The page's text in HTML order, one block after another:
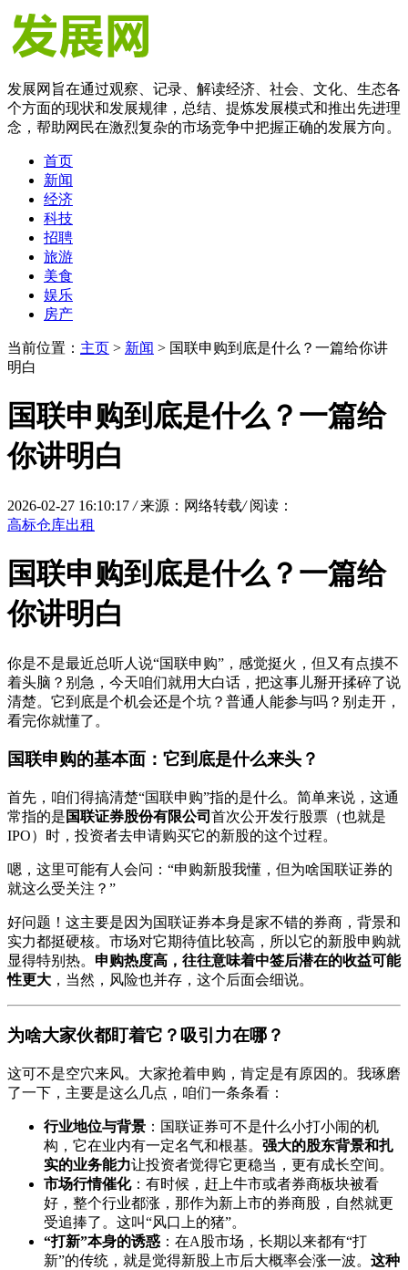
发展网旨在通过观察、记录、解读经济、社会、文化、生态各
个方面的现状和发展规律，总结、提炼发展模式和推出先进理
念，帮助网民在激烈复杂的市场竞争中把握正确的发展方向。
首页
新闻
经济
科技
招聘
旅游
美食
娱乐
房产
当前位置： 主页 > 新闻 > 国联申购到底是什么？一篇给你讲
明白
国联申购到底是什么？一篇给
你讲明白
2026-02-27 16:10:17 / 来源：网络转载/ 阅读：
高标仓库出租
国联申购到底是什么？一篇给
你讲明白
你是不是最近总听人说“国联申购”，感觉挺火，但又有点摸不
着头脑？别急，今天咱们就用大白话，把这事儿掰开揉碎了说
清楚。它到底是个机会还是个坑？普通人能参与吗？别走开，
看完你就懂了。
国联申购的基本面：它到底是什么来头？
首先，咱们得搞清楚“国联申购”指的是什么。简单来说，这通
常指的是 国联证券股份有限公司 首次公开发行股票（也就是
IPO）时，投资者去申请购买它的新股的这个过程。
嗯，这里可能有人会问：“申购新股我懂，但为啥国联证券的
就这么受关注？”
好问题！这主要是因为国联证券本身是家不错的券商，背景和
实力都挺硬核。市场对它期待值比较高，所以它的新股申购就
显得特别热。 申购热度高，往往意味着中签后潜在的收益可能
性更大 ，当然，风险也并存，这个后面会细说。
为啥大家伙都盯着它？吸引力在哪？
这可不是空穴来风。大家抢着申购，肯定是有原因的。我琢磨
了一下，主要是这么几点，咱们一条条看：
行业地位与背景 ：国联证券可不是什么小打小闹的机
构，它在业内有一定名气和根基。 强大的股东背景和扎
实的业务能力让投资者觉得它更稳当，更有成长空间。
市场行情催化：有时候，赶上牛市或者券商板块被看
好，整个行业都涨，那作为新上市的券商股，自然就更
受追捧了。这叫“风口上的猪”。
“打新”本身的诱惑 ：在A股市场，长期以来都有“打
新”的传统，就是觉得新股上市后大概率会涨一波。 这种